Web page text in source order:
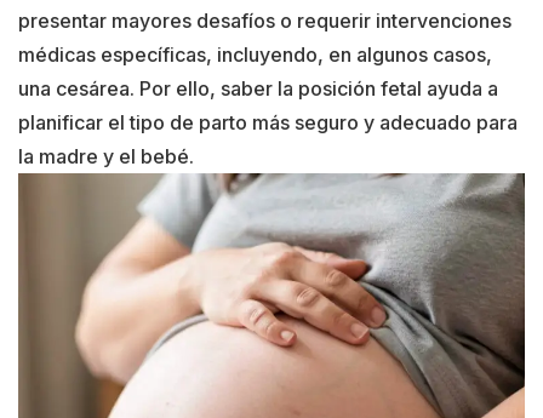
presentar mayores desafíos o requerir intervenciones
médicas específicas, incluyendo, en algunos casos,
una cesárea. Por ello, saber la posición fetal ayuda a
planificar el tipo de parto más seguro y adecuado para
la madre y el bebé.